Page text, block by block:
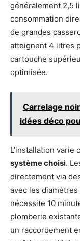
généralement 2,5
consommation
de grandes
atteignent 4 litres
cartouche
optimisée.
Carrelage
idées déco
L’installation varie
système choisi.
directement via
avec les
nécessite 10
plomberie
un raccordement